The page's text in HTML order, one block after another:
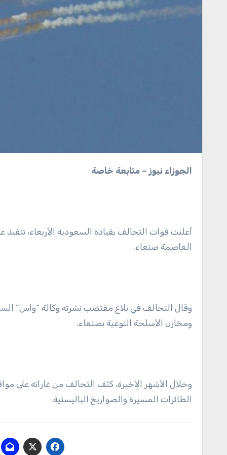
الجوزاء نيوز – متابعة خاصة
أعلنت قوات التحالف بقيادة السعودية الأربعاء،
العاصمة صنعاء.
وقال التحالف في بلاغ مقتضب نشرته وكالة “واس”
ومخازن الأسلحة النوعية بصنعاء.
وخلال الأشهر الأخيرة، كثف التحالف من غاراته على
الطائرات المسيرة والصواريخ الباليستية.